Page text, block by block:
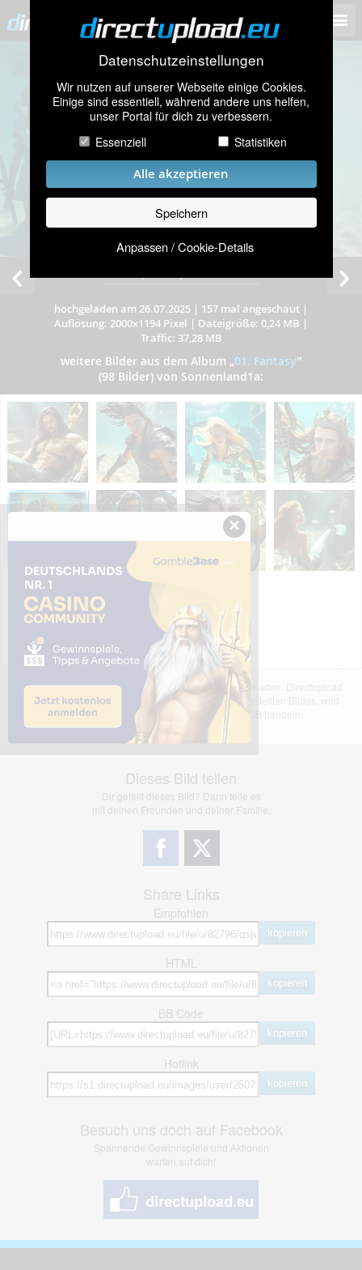
Datenschutzeinstellungen
Wir nutzen auf unserer Webseite einige Cookies.
Einige sind essentiell, während andere uns helfen,
unser Portal für dich zu verbessern.
Essenziell
Statistiken
Alle akzeptieren
Speichern
Anpassen / Cookie-Details
hochgeladen am 26.07.2025 | 157 mal angeschaut |
Auflösung: 2000x1194 Pixel | Dateigröße: 0,24 MB |
Traffic: 37,28 MB
weitere Bilder aus dem Album „01. Fantasy”
(98 Bilder) von Sonnenland1a:
Das dargestellte Bild wurde von einem Nutzer hochgeladen. Directupload
übernimmt keinerlei Haftung für den Inhalt des dargestellten Bildes, wird
jedoch bei Verstößen nach §2(3) unserer AGB handeln.
Dieses Bild teilen
Dir gefällt dieses Bild? Dann teile es
mit deinen Freunden und deiner Familie.
Share Links
Empfohlen
kopieren
HTML
kopieren
BB Code
kopieren
Hotlink
kopieren
Besuch uns doch auf Facebook
Spannende Gewinnspiele und Aktionen
warten auf dich!
×